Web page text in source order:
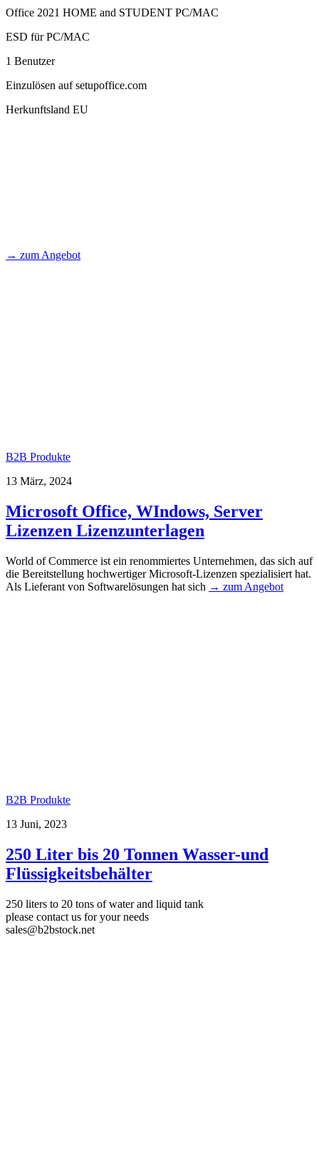
Office 2021 HOME and STUDENT PC/MAC
ESD für PC/MAC
1 Benutzer
Einzulösen auf setupoffice.com
Herkunftsland EU
→ zum Angebot
B2B Produkte
13 März, 2024
Microsoft Office, WIndows, Server
Lizenzen Lizenzunterlagen
World of Commerce ist ein renommiertes Unternehmen, das sich auf
die Bereitstellung hochwertiger Microsoft-Lizenzen spezialisiert hat.
Als Lieferant von Softwarelösungen hat sich → zum Angebot
B2B Produkte
13 Juni, 2023
250 Liter bis 20 Tonnen Wasser-und
Flüssigkeitsbehälter
250 liters to 20 tons of water and liquid tank
please contact us for your needs
sales@b2bstock.net